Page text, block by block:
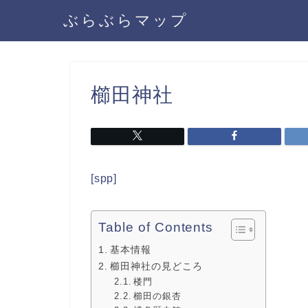
ぶらぶらマップ
櫛田神社
[spp]
Table of Contents
基本情報
櫛田神社の見どころ
楼門
櫛田の銀杏